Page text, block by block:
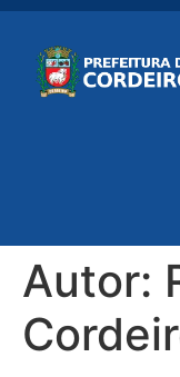
Autor: